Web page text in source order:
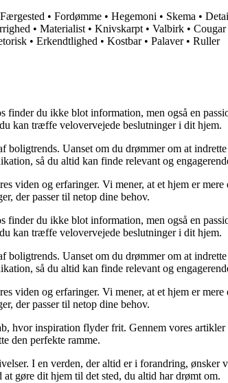
Færgested • Fordømme • Hegemoni • Skema •
• Materialist • Knivskarpt • Valbirk • Cougar
• Erkendtlighed • Kostbar• Palaver• Ruller
du ikke blot information, men også en
kan træffe velovervejede beslutninger i dit hjem.
Uanset om du drømmer om at
så du altid kan finde relevant og
viden og erfaringer. Vi mener, at et hjem er
der passer til netop dine behov.
du ikke blot information, men også en
kan træffe velovervejede beslutninger i dit hjem.
Uanset om du drømmer om at
så du altid kan finde relevant og
viden og erfaringer. Vi mener, at et hjem er
der passer til netop dine behov.
hvor inspiration flyder frit. Gennem vores
den perfekte ramme.
I en verden, der altid er i forandring, ønsker
gøre dit hjem til det sted, du altid har drømt om.